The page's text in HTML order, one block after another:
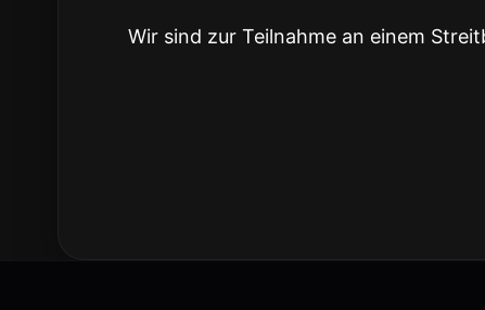
Wir sind zur Teilnahme an einem